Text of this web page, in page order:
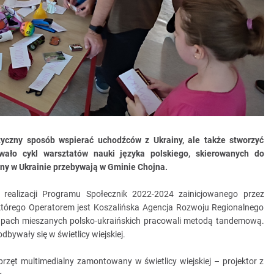
sposób wspierać uchodźców z Ukrainy, ale także stworzyć
cykl warsztatów nauki języka polskiego, skierowanych do
w Ukrainie przebywają w Gminie Chojna.
Programu Społecznik 2022-2024 zainicjowanego przez
Operatorem jest Koszalińska Agencja Rozwoju Regionalnego
mieszanych polsko-ukraińskich pracowali metodą tandemową.
się w świetlicy wiejskiej.
multimedialny zamontowany w świetlicy wiejskiej – projektor z